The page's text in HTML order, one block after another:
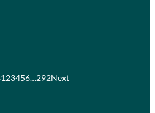
123456…292Next